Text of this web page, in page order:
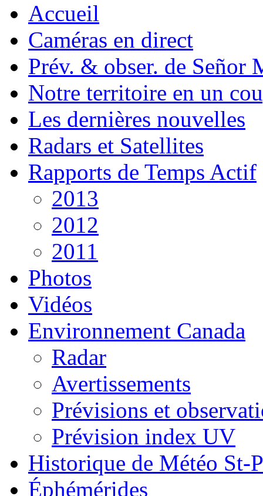
Accueil
Caméras en direct
Prév. & obser. de Señor
Notre territoire en un
Les dernières nouvelles
Radars et Satellites
Rapports de Temps Actif
2013
2012
2011
Photos
Vidéos
Environnement Canada
Radar
Avertissements
Prévisions et
Prévision index UV
Historique de Météo St-
Éphémérides